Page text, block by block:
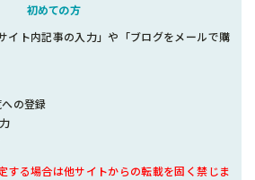
初めての方
イト内記事の入力」や「ブログをメールで購
の登録
る場合は他サイトからの転載を固く禁じま